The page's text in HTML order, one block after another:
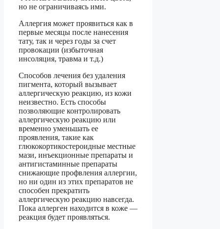
но не ограничиваясь ими.
Аллергия может проявиться как в
первые месяцы после нанесения
тату, так и через годы за счет
провокации (избыточная
инсоляция, травма и т.д.)
Способов лечения без удаления
пигмента, который вызывает
аллергическую реакцию, из кожи
неизвестно. Есть способы
позволяющие контролировать
аллергическую реакцию или
временно уменьшать ее
проявления, такие как
глюкокортикостероидные местные
мази, инъекционные препараты и
антигистаминные препараты
снижающие профвления аллергии,
но ни один из этих препаратов не
способен прекратить
аллергическую реакцию навсегда.
Пока аллерген находится в коже —
реакция будет проявляться.